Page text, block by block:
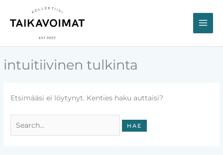
intuitiivinen tulkinta
Etsimääsi ei löytynyt. Kenties haku auttaisi?
for: